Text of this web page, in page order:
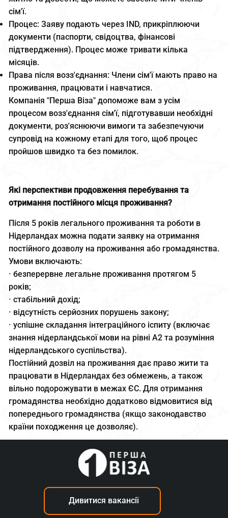
сім'ї.
Процес: Заяву подають через IND, прикріплюючи
документи (паспорти, свідоцтва, фінансові
підтвердження). Процес може тривати кілька
місяців.
Права після возз'єднання: Члени сім'ї мають право на
проживання, працювати і навчатися.
Компанія "Перша Віза" допоможе вам з усім
процесом возз'єднання сім'ї, підготувавши необхідні
документи, роз'яснюючи вимоги та забезпечуючи
супровід на кожному етапі для того, щоб процес
пройшов швидко та без помилок.
Які перспективи продовження перебування та
отримання постійного місця проживання?
Після 5 років легального проживання та роботи в
Нідерландах можна подати заявку на отримання
постійного дозволу на проживання або громадянства.
Умови включають:
· безперервне легальне проживання протягом 5
років;
· стабільний дохід;
· відсутність серйозних порушень закону;
· успішне складання інтеграційного іспиту (включає
знання нідерландської мови на рівні А2 та розуміння
нідерландського суспільства).
Постійний дозвіл на проживання дає право жити та
працювати в Нідерландах без обмежень, а також
вільно подорожувати в межах ЄС. Для отримання
громадянства необхідно додатково відмовитися від
попереднього громадянства (якщо законодавство
країни походження це дозволяє).
Дивитися вакансії